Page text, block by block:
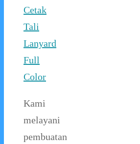
Cetak
Tali
Lanyard
Full
Color
Kami
melayani
pembuatan